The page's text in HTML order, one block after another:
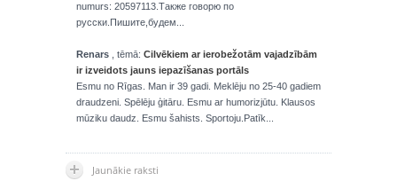
numurs: 20597113.Также говорю по
русски.Пишите,будем...
Renars , tēmā: Cilvēkiem ar ierobežotām vajadzībām
ir izveidots jauns iepazīšanas portāls
Esmu no Rīgas. Man ir 39 gadi. Meklēju no 25-40 gadiem
draudzeni. Spēlēju ģitāru. Esmu ar humorizjūtu. Klausos
mūziku daudz. Esmu šahists. Sportoju.Patīk...
Jaunākie raksti